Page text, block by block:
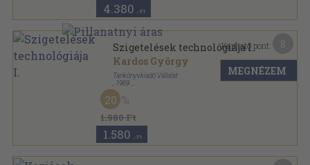
4.380 ,-Ft
Szigetelések technológiája I.
Kardos György
Tankönyvkiadó Vállalat
1969
Ragasztott papírkötés
Budapesti Műszaki Egyetem Villamosmérnöki Kar,
Szakmérnöki Tagozat Mérnöki Továbbképző Intézet
kiadványa sorozat
1.980 Ft
20
1.580 ,-Ft
Kapható pont:
MEGNÉZEM